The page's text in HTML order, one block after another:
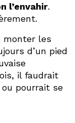
l’envahir.
monter les
d’un pied
il faudrait
pourrait se